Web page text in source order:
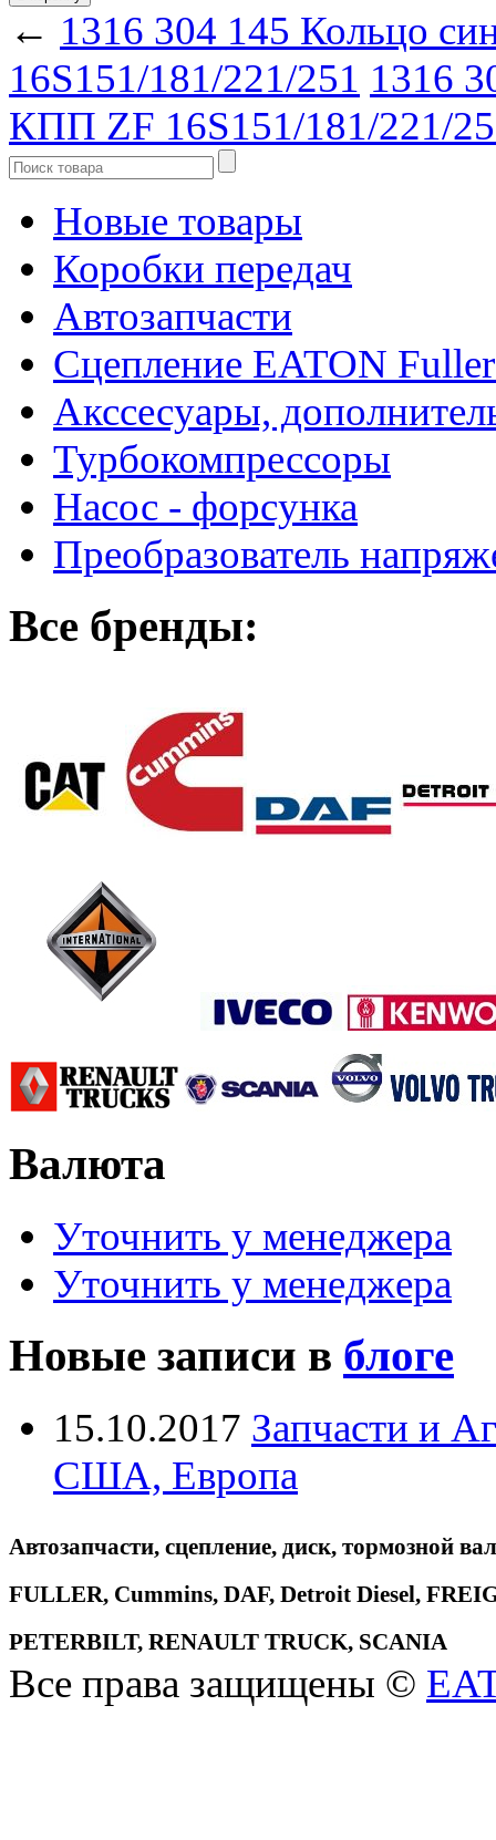
← 1316 304 145 Кольцо
16S151/181/221/251 1316
КПП ZF 16S151/181/221/
Новые товары
Коробки передач
Автозапчасти
Сцепление EATON
Акссесуары,
Турбокомпрессоры
Насос - форсунка
Преобразователь
Все бренды:
Валюта
Уточнить у менеджера
Уточнить у менеджера
Новые записи в блоге
15.10.2017 Запчасти и
США, Европа
Автозапчасти, сцепление, диск, тормозной
FULLER, Cummins, DAF, Detroit Diesel,
PETERBILT, RENAULT TRUCK, SCANIA
Все права защищены ©